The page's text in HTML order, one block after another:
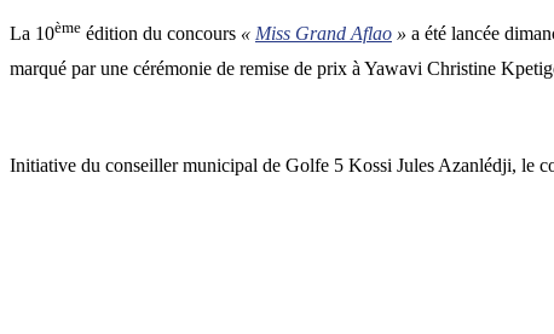
La 10ème édition du concours « Miss Grand Aflao » a été lancée
marqué par une cérémonie de remise de prix à Yawavi Christine
Initiative du conseiller municipal de Golfe 5 Kossi Jules Azanlédji, le